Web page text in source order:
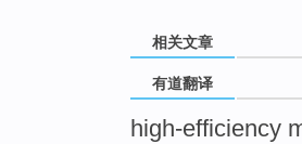
相关文章
有道翻译
high-efficiency